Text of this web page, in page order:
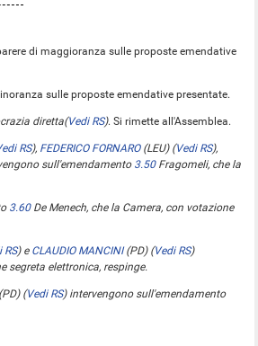
di maggioranza sulle proposte emendative
sulle proposte emendative presentate.
diretta(Vedi RS). Si rimette all'Assemblea.
RS), FEDERICO FORNARO(LEU) (Vedi RS),
sull'emendamento 3.50Fragomeli, che la
3.60De Menech, che la Camera, con votazione
RS)e CLAUDIO MANCINI(PD) (Vedi RS)
segreta elettronica, respinge.
(Vedi RS)intervengono sull'emendamento